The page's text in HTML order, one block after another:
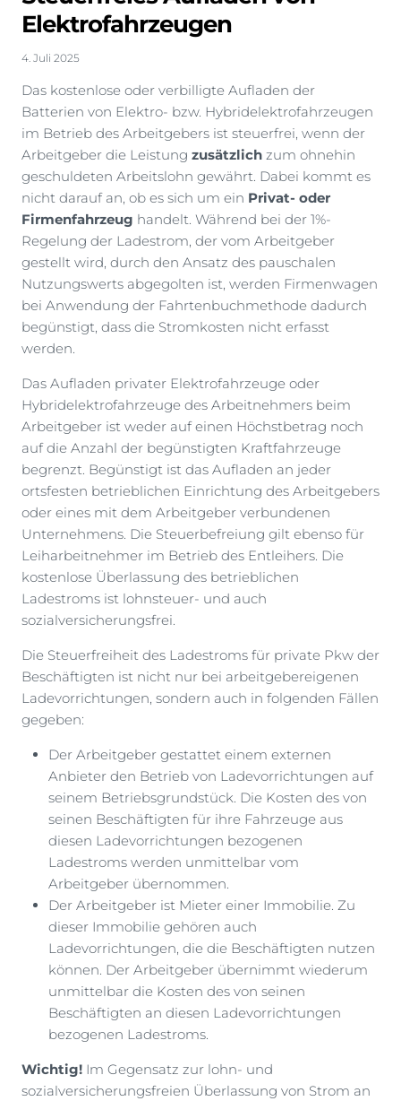
Elektrofahrzeugen
4. Juli 2025
Das kostenlose oder verbilligte Aufladen der
Batterien von Elektro- bzw. Hybridelektrofahrzeugen
im Betrieb des Arbeitgebers ist steuerfrei, wenn der
Arbeitgeber die Leistung zusätzlich zum ohnehin
geschuldeten Arbeitslohn gewährt. Dabei kommt es
nicht darauf an, ob es sich um ein Privat- oder
Firmenfahrzeug handelt. Während bei der 1%-
Regelung der Ladestrom, der vom Arbeitgeber
gestellt wird, durch den Ansatz des pauschalen
Nutzungswerts abgegolten ist, werden Firmenwagen
bei Anwendung der Fahrtenbuchmethode dadurch
begünstigt, dass die Stromkosten nicht erfasst
werden.
Das Aufladen privater Elektrofahrzeuge oder
Hybridelektrofahrzeuge des Arbeitnehmers beim
Arbeitgeber ist weder auf einen Höchstbetrag noch
auf die Anzahl der begünstigten Kraftfahrzeuge
begrenzt. Begünstigt ist das Aufladen an jeder
ortsfesten betrieblichen Einrichtung des Arbeitgebers
oder eines mit dem Arbeitgeber verbundenen
Unternehmens. Die Steuerbefreiung gilt ebenso für
Leiharbeitnehmer im Betrieb des Entleihers. Die
kostenlose Überlassung des betrieblichen
Ladestroms ist lohnsteuer- und auch
sozialversicherungsfrei.
Die Steuerfreiheit des Ladestroms für private Pkw der
Beschäftigten ist nicht nur bei arbeitgebereigenen
Ladevorrichtungen, sondern auch in folgenden Fällen
gegeben:
Der Arbeitgeber gestattet einem externen
Anbieter den Betrieb von Ladevorrichtungen auf
seinem Betriebsgrundstück. Die Kosten des von
seinen Beschäftigten für ihre Fahrzeuge aus
diesen Ladevorrichtungen bezogenen
Ladestroms werden unmittelbar vom
Arbeitgeber übernommen.
Der Arbeitgeber ist Mieter einer Immobilie. Zu
dieser Immobilie gehören auch
Ladevorrichtungen, die die Beschäftigten nutzen
können. Der Arbeitgeber übernimmt wiederum
unmittelbar die Kosten des von seinen
Beschäftigten an diesen Ladevorrichtungen
bezogenen Ladestroms.
Wichtig! Im Gegensatz zur lohn- und
sozialversicherungsfreien Überlassung von Strom an